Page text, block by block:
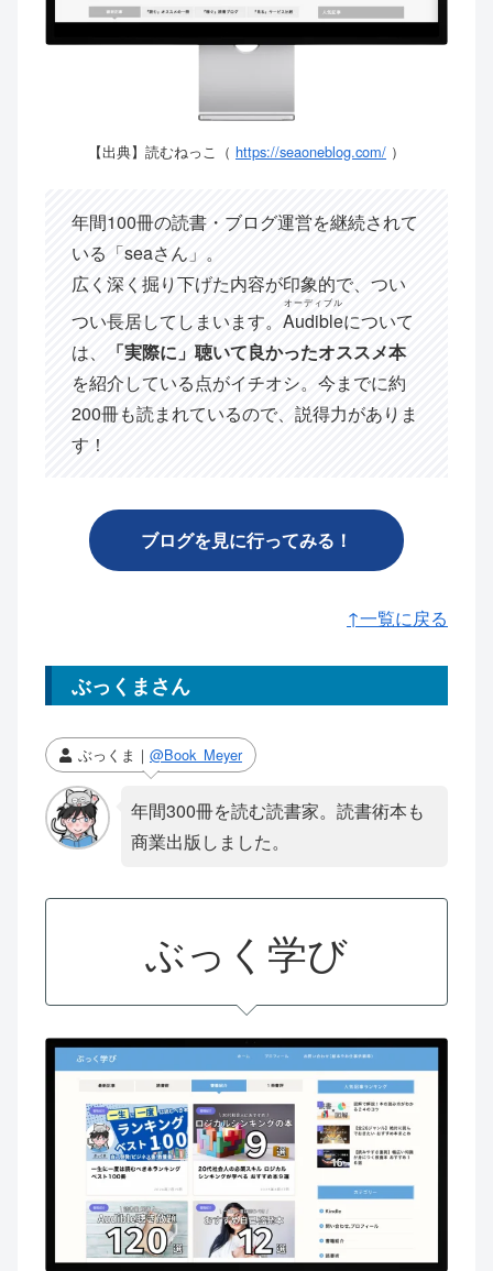
【出典】読むねっこ（ https://seaoneblog.com/ ）
年間100冊の読書・ブログ運営を継続されて
いる「seaさん」。
広く深く掘り下げた内容が印象的で、つい
つい長居してしまいます。 Audible
オーディブル
について
は、
「実際に」聴いて良かったオススメ本
を紹介している点がイチオシ。今までに約
200冊も読まれているので、説得力がありま
す！
ブログを見に行ってみる！
↑一覧に戻る
ぶっくまさん
ぶっくま｜ @Book_Meyer
年間300冊を読む読書家。読書術本も
商業出版しました。
ぶっく学び